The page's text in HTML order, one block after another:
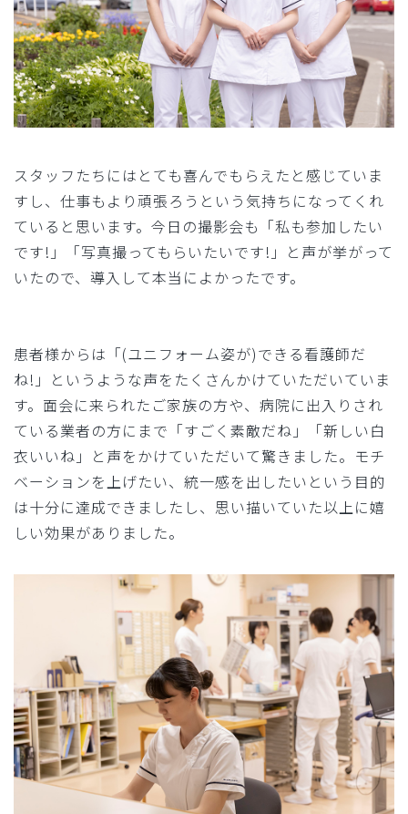
スタッフたちにはとても喜んでもらえたと感じていま
すし、仕事もより頑張ろうという気持ちになってくれ
ていると思います。今日の撮影会も「私も参加したい
です!」「写真撮ってもらいたいです!」と声が挙がって
いたので、導入して本当によかったです。
患者様からは「(ユニフォーム姿が)できる看護師だ
ね!」というような声をたくさんかけていただいていま
す。面会に来られたご家族の方や、病院に出入りされ
ている業者の方にまで「すごく素敵だね」「新しい白
衣いいね」と声をかけていただいて驚きました。モチ
ベーションを上げたい、統一感を出したいという目的
は十分に達成できましたし、思い描いていた以上に嬉
しい効果がありました。